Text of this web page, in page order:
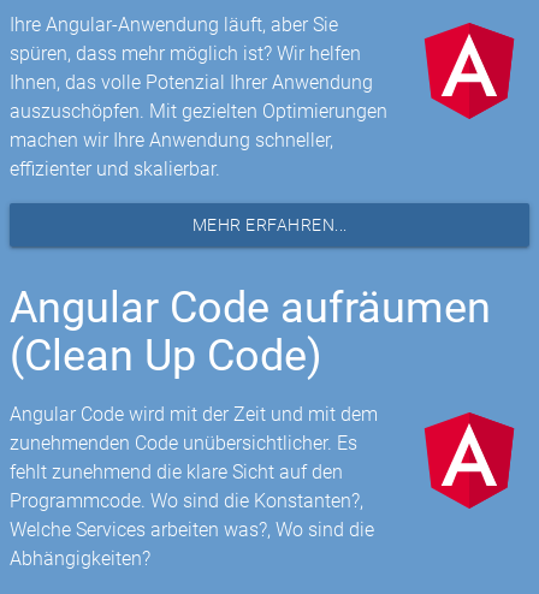
Ihre Angular-Anwendung läuft, aber Sie
spüren, dass mehr möglich ist? Wir helfen
Ihnen, das volle Potenzial Ihrer Anwendung
auszuschöpfen. Mit gezielten Optimierungen
machen wir Ihre Anwendung schneller,
effizienter und skalierbar.
MEHR ERFAHREN...
Angular Code aufräumen
(Clean Up Code)
Angular Code wird mit der Zeit und mit dem
zunehmenden Code unübersichtlicher. Es
fehlt zunehmend die klare Sicht auf den
Programmcode. Wo sind die Konstanten?,
Welche Services arbeiten was?, Wo sind die
Abhängigkeiten?